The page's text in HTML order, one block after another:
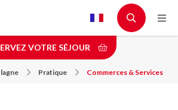
VOTRE SÉJOUR
Pratique Commerces & Services